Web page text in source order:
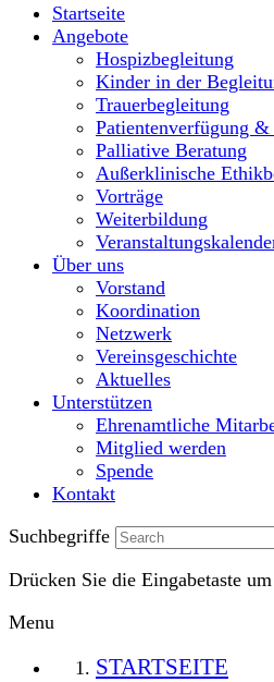
Startseite
Angebote
Hospizbegleitung
Kinder in der
Trauerbegleitung
Patientenverfügung
Palliative Beratung
Außerklinische
Vorträge
Weiterbildung
Über uns
Vorstand
Koordination
Netzwerk
Vereinsgeschichte
Aktuelles
Unterstützen
Ehrenamtliche
Mitglied werden
Spende
Kontakt
Suchbegriffe
Drücken Sie die Eingabetaste
Menu
STARTSEITE